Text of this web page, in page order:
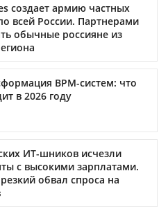
создает армию частных
всей России. Партнерами
обычные россияне из
BPM-систем: что
в 2026 году
ИТ-шников исчезли
с высокими зарплатами.
обвал спроса на